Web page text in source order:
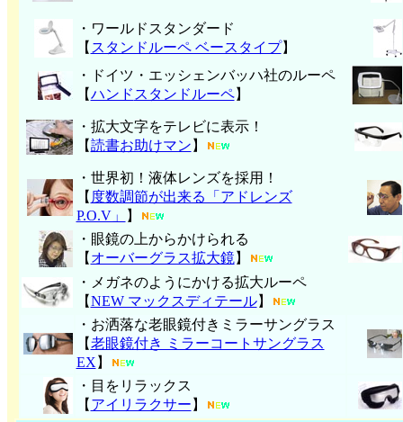
・ワールドスタンダード
【 スタンドルーペ ベースタイプ】
・ドイツ・エッシェンバッハ社のルーペ
【ハンド スタンドルーペ】
・拡大文字をテレビに表示！
【読書お助けマン 】
・世界初！液体レンズを採用！
【 度数調節が出来る「アドレンズ
P.O.V」
】
・眼鏡の上からかけられる
【 オーバーグラス拡大鏡】
・メガネのようにかける拡大ルーペ
【NEW マックスディテール】
・お洒落な老眼鏡付きミラーサングラス
【老眼鏡付き ミラーコートサングラス
EX 】
・目をリラックス
【 アイリラクサー 】